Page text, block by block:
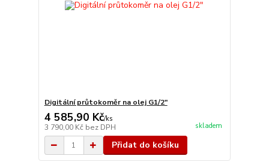
Digitální průtokoměr na olej G1/2"
4 585,90 Kč/ks
3 790,00 Kč bez DPH skladem
Přidat do košíku